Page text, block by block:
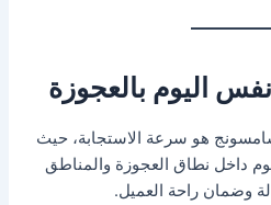
اليوم بالعجوزة
هو سرعة الاستجابة، حيث
داخل نطاق العجوزة والمناطق
وضمان راحة العميل.